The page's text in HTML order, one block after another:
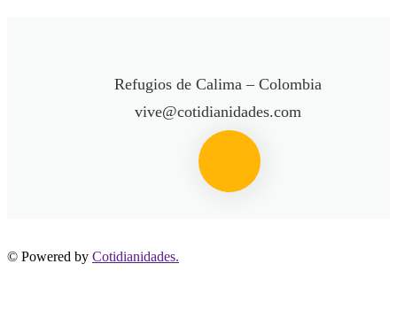
Refugios de Calima – Colombia
vive@cotidianidades.com
© Powered by Cotidianidades.